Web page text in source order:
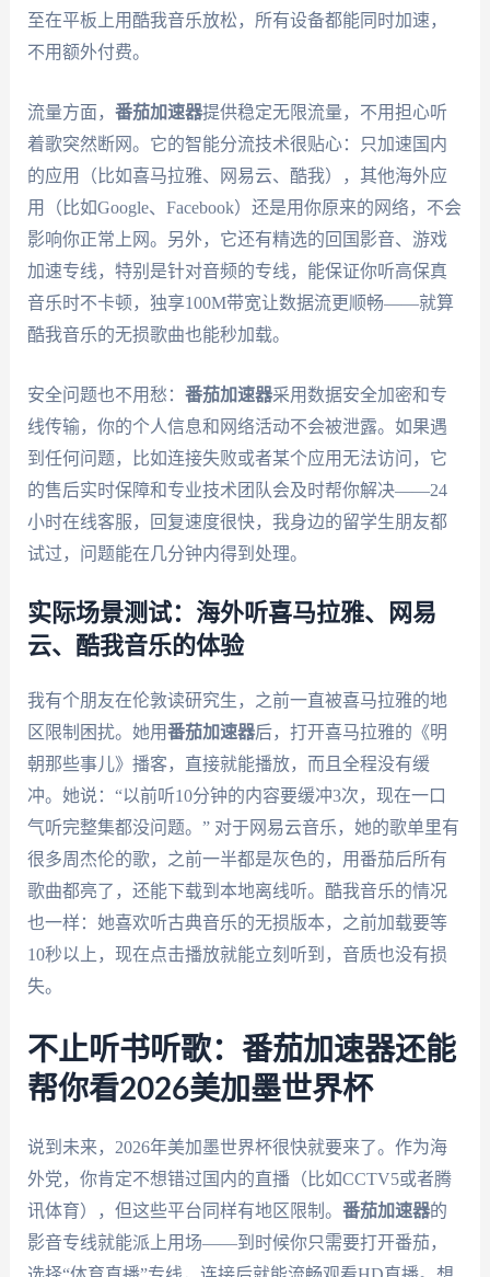
至在平板上用酷我音乐放松，所有设备都能同时加速，
不用额外付费。
流量方面， 番茄加速器提供稳定无限流量，不用担心听
着歌突然断网。它的智能分流技术很贴心：只加速国内
的应用（比如喜马拉雅、网易云、酷我），其他海外应
用（比如Google、Facebook）还是用你原来的网络，不会
影响你正常上网。另外，它还有精选的回国影音、游戏
加速专线，特别是针对音频的专线，能保证你听高保真
音乐时不卡顿，独享100M带宽让数据流更顺畅——就算
酷我音乐的无损歌曲也能秒加载。
安全问题也不用愁： 番茄加速器采用数据安全加密和专
线传输，你的个人信息和网络活动不会被泄露。如果遇
到任何问题，比如连接失败或者某个应用无法访问，它
的售后实时保障和专业技术团队会及时帮你解决——24
小时在线客服，回复速度很快，我身边的留学生朋友都
试过，问题能在几分钟内得到处理。
实际场景测试：海外听喜马拉雅、网易
云、酷我音乐的体验
我有个朋友在伦敦读研究生，之前一直被喜马拉雅的地
区限制困扰。她用番茄加速器后，打开喜马拉雅的《明
朝那些事儿》播客，直接就能播放，而且全程没有缓
冲。她说：“以前听10分钟的内容要缓冲3次，现在一口
气听完整集都没问题。” 对于网易云音乐，她的歌单里有
很多周杰伦的歌，之前一半都是灰色的，用番茄后所有
歌曲都亮了，还能下载到本地离线听。酷我音乐的情况
也一样：她喜欢听古典音乐的无损版本，之前加载要等
10秒以上，现在点击播放就能立刻听到，音质也没有损
失。
不止听书听歌：番茄加速器还能
帮你看2026美加墨世界杯
说到未来，2026年美加墨世界杯很快就要来了。作为海
外党，你肯定不想错过国内的直播（比如CCTV5或者腾
讯体育），但这些平台同样有地区限制。 番茄加速器的
影音专线就能派上用场——到时候你只需要打开番茄，